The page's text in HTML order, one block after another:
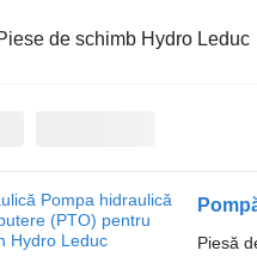
de schimb Hydro Leduc
Piesă